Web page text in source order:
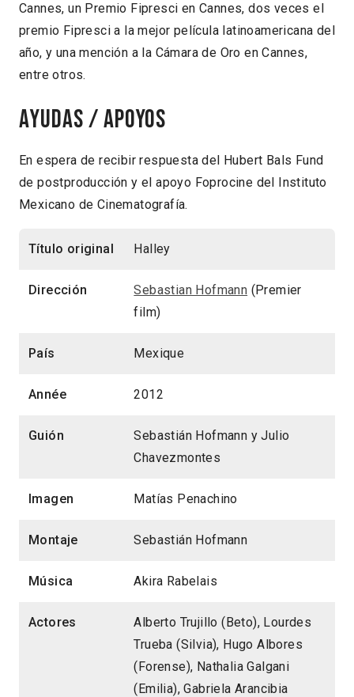
Cannes, un Premio Fipresci en Cannes, dos veces el
premio Fipresci a la mejor película latinoamericana del
año, y una mención a la Cámara de Oro en Cannes,
entre otros.
Ayudas / Apoyos
En espera de recibir respuesta del Hubert Bals Fund
de postproducción y el apoyo Foprocine del Instituto
Mexicano de Cinematografía.
Título original Halley
Dirección Sebastian Hofmann (Premier
film)
País Mexique
Année 2012
Guión
Sebastián Hofmann y Julio
Chavezmontes
Imagen Matías Penachino
Montaje Sebastián Hofmann
Música Akira Rabelais
Actores
Alberto Trujillo (Beto), Lourdes
Trueba (Silvia), Hugo Albores
(Forense), Nathalia Galgani
(Emilia), Gabriela Arancibia